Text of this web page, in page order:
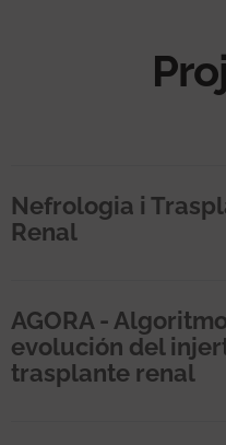
Nefrologia i
Renal
AGORA -
evolución del
trasplante renal